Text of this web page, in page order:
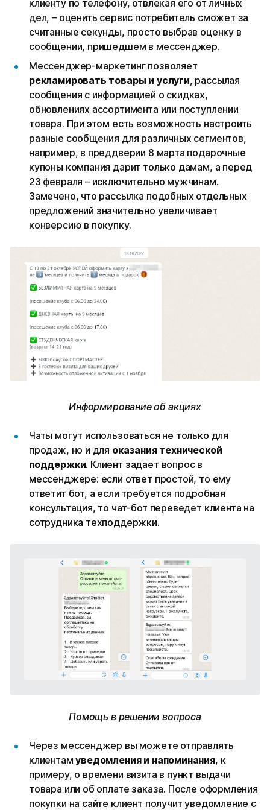
клиенту по телефону, отвлекая его от личных
дел, – оценить сервис потребитель сможет за
считанные секунды, просто выбрав оценку в
сообщении, пришедшем в мессенджер.
Мессенджер-маркетинг позволяет
рекламировать товары и услуги, рассылая
сообщения с информацией о скидках,
обновлениях ассортимента или поступлении
товара. При этом есть возможность настроить
разные сообщения для различных сегментов,
например, в преддверии 8 марта подарочные
купоны компания дарит только дамам, а перед
23 февраля – исключительно мужчинам.
Замечено, что рассылка подобных отдельных
предложений значительно увеличивает
конверсию в покупку.
Информирование об акциях
Чаты могут использоваться не только для
продаж, но и для оказания технической
поддержки. Клиент задает вопрос в
мессенджере: если ответ простой, то ему
ответит бот, а если требуется подробная
консультация, то чат-бот переведет клиента на
сотрудника техподдержки.
Помощь в решении вопроса
Через мессенджер вы можете отправлять
клиентамуведомления и напоминания, к
примеру, о времени визита в пункт выдачи
товара или об оплате заказа. После оформления
покупки на сайте клиент получит уведомление с